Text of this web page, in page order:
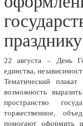
празднику
22 августа – День
единства,
Тематический
возможность
пространство
торжественное,
помогают оформить